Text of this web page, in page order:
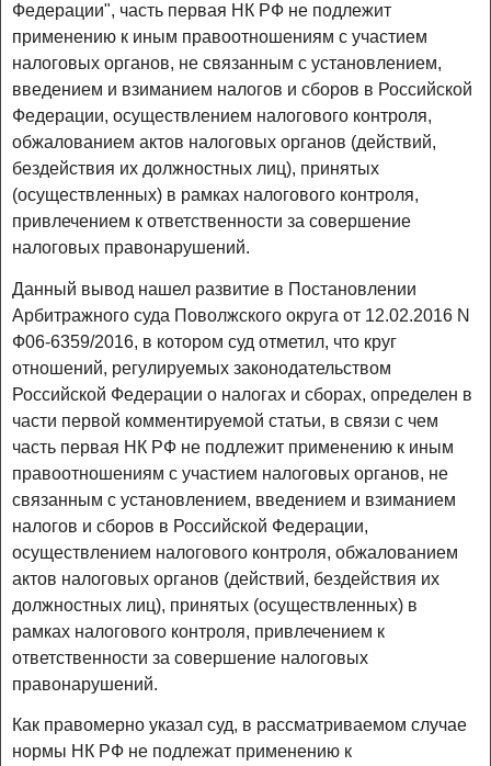
Федерации", часть первая НК РФ не подлежит
применению к иным правоотношениям с участием
налоговых органов, не связанным с установлением,
введением и взиманием налогов и сборов в Российской
Федерации, осуществлением налогового контроля,
обжалованием актов налоговых органов (действий,
бездействия их должностных лиц), принятых
(осуществленных) в рамках налогового контроля,
привлечением к ответственности за совершение
налоговых правонарушений.
Данный вывод нашел развитие в Постановлении
Арбитражного суда Поволжского округа от 12.02.2016 N
Ф06-6359/2016, в котором суд отметил, что круг
отношений, регулируемых законодательством
Российской Федерации о налогах и сборах, определен в
части первой комментируемой статьи, в связи с чем
часть первая НК РФ не подлежит применению к иным
правоотношениям с участием налоговых органов, не
связанным с установлением, введением и взиманием
налогов и сборов в Российской Федерации,
осуществлением налогового контроля, обжалованием
актов налоговых органов (действий, бездействия их
должностных лиц), принятых (осуществленных) в
рамках налогового контроля, привлечением к
ответственности за совершение налоговых
правонарушений.
Как правомерно указал суд, в рассматриваемом случае
нормы НК РФ не подлежат применению к